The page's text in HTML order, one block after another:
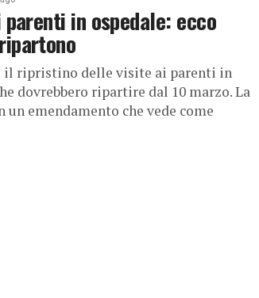
in ospedale: ecco
il ripristino delle visite ai parenti in
dovrebbero ripartire dal 10 marzo. La
un emendamento che vede come